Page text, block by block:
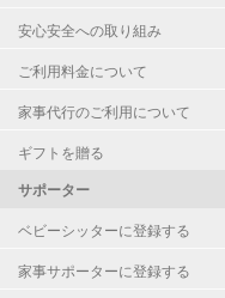
安心安全への取り組み
ご利用料金について
家事代行のご利用について
ギフトを贈る
サポーター
ベビーシッターに登録する
家事サポーターに登録する